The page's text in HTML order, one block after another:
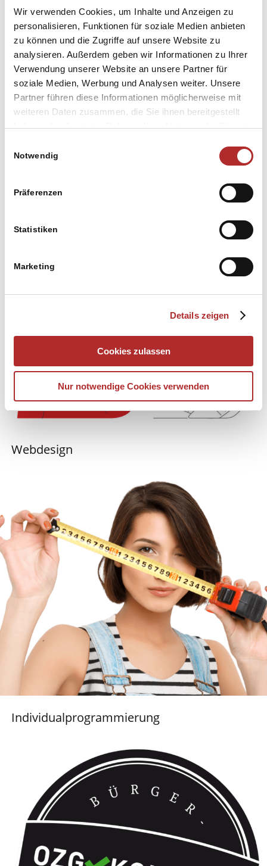
Wir verwenden Cookies, um Inhalte und Anzeigen zu
personalisieren, Funktionen für soziale Medien anbieten
zu können und die Zugriffe auf unsere Website zu
analysieren. Außerdem geben wir Informationen zu Ihrer
Verwendung unserer Website an unsere Partner für
soziale Medien, Werbung und Analysen weiter. Unsere
Partner führen diese Informationen möglicherweise mit
weiteren Daten zusammen, die Sie ihnen bereitgestellt
haben oder die sie im Rahmen Ihrer Nutzung der Dienste
Cookies, wenn Sie unsere Webseite weiterhin nutzen.
Notwendig
Präferenzen
Statistiken
Marketing
Details zeigen
Cookies zulassen
Nur notwendige Cookies verwenden
Webdesign
Individualprogrammierung